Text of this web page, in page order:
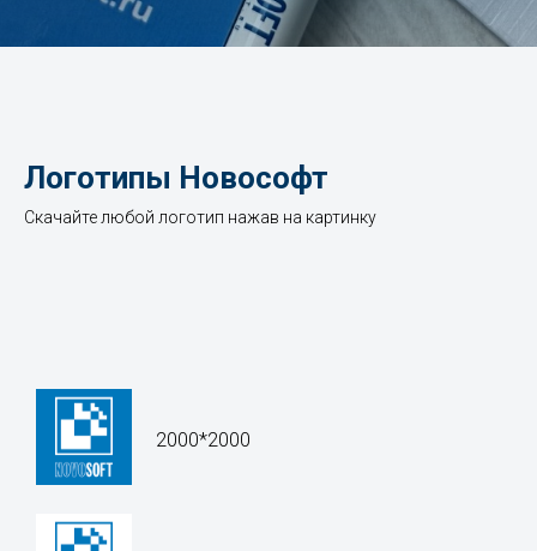
Логотипы Новософт
Скачайте любой логотип нажав на картинку
2000*2000